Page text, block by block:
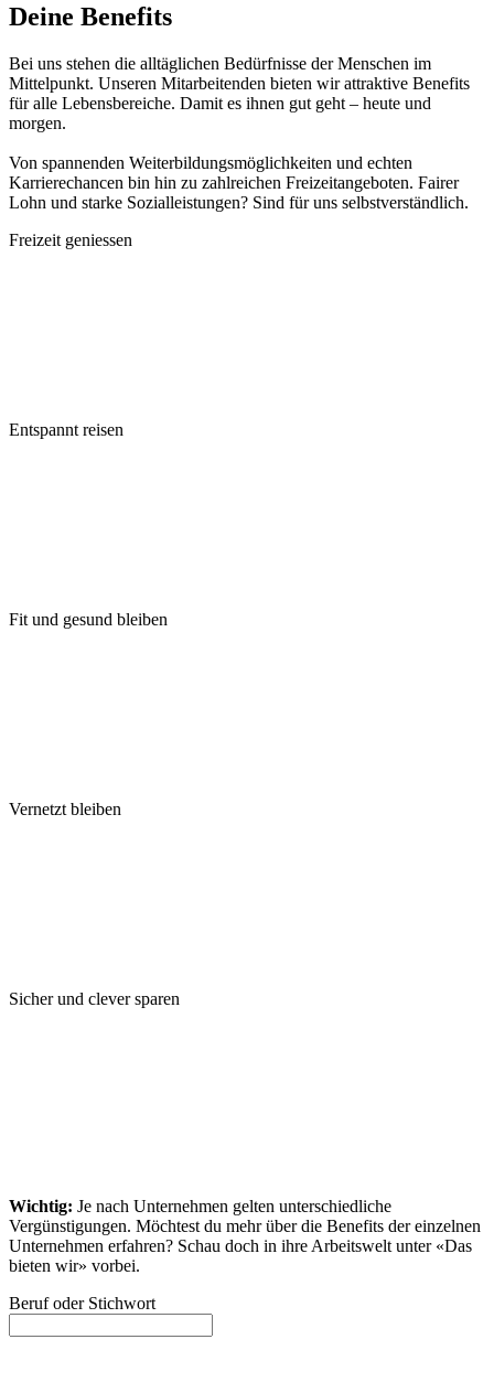
Deine Benefits
Bei uns stehen die alltäglichen Bedürfnisse der Menschen im
Mittelpunkt. Unseren Mitarbeitenden bieten wir attraktive Benefits
für alle Lebensbereiche. Damit es ihnen gut geht – heute und
morgen.
Von spannenden Weiterbildungsmöglichkeiten und echten
Karrierechancen bin hin zu zahlreichen Freizeitangeboten. Fairer
Lohn und starke Sozialleistungen? Sind für uns selbstverständlich.
Freizeit geniessen
Entspannt reisen
Fit und gesund bleiben
Vernetzt bleiben
Sicher und clever sparen
Wichtig: Je nach Unternehmen gelten unterschiedliche
Vergünstigungen. Möchtest du mehr über die Benefits der einzelnen
Unternehmen erfahren? Schau doch in ihre Arbeitswelt unter «Das
bieten wir» vorbei.
Beruf oder Stichwort